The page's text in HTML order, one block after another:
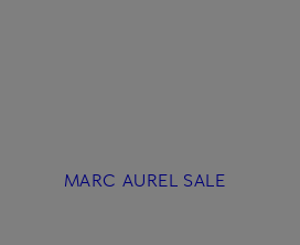
MARC AUREL SALE